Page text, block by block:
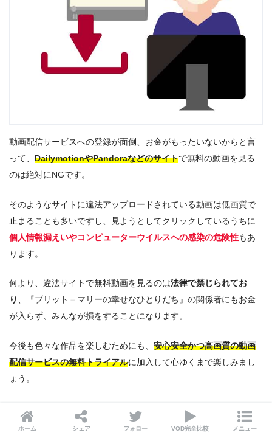
動画配信サービスへの登録が面倒、お金がもったいないからと言
って、 DailymotionやPandoraなどのサイトで無料の動画を見る
のは絶対にNGです。
そのようなサイトに違法アップロードされている動画は低画質で
止まることも多いですし、見ようとしてクリックしているうちに
個人情報漏えいやコンピューターウイルスへの感染の危険性もあ
ります。
何より、違法サイトで無料動画を見るのは法律で禁じられてお
り
、『ブリット＝マリーの幸せなひとりだち』の関係者にもお金
が入らず、みんなが損をすることになります。
今後も色々な作品を楽しむためにも、 安心安全かつ高画質の動画
配信サービスの無料トライアルに加入して心ゆくまで楽しみまし
ょう。
次でご紹介している動画配信サービスの一覧表
うサービスを選んでくださいね！
ホーム シェア フォロー VOD完全比較 メニュー